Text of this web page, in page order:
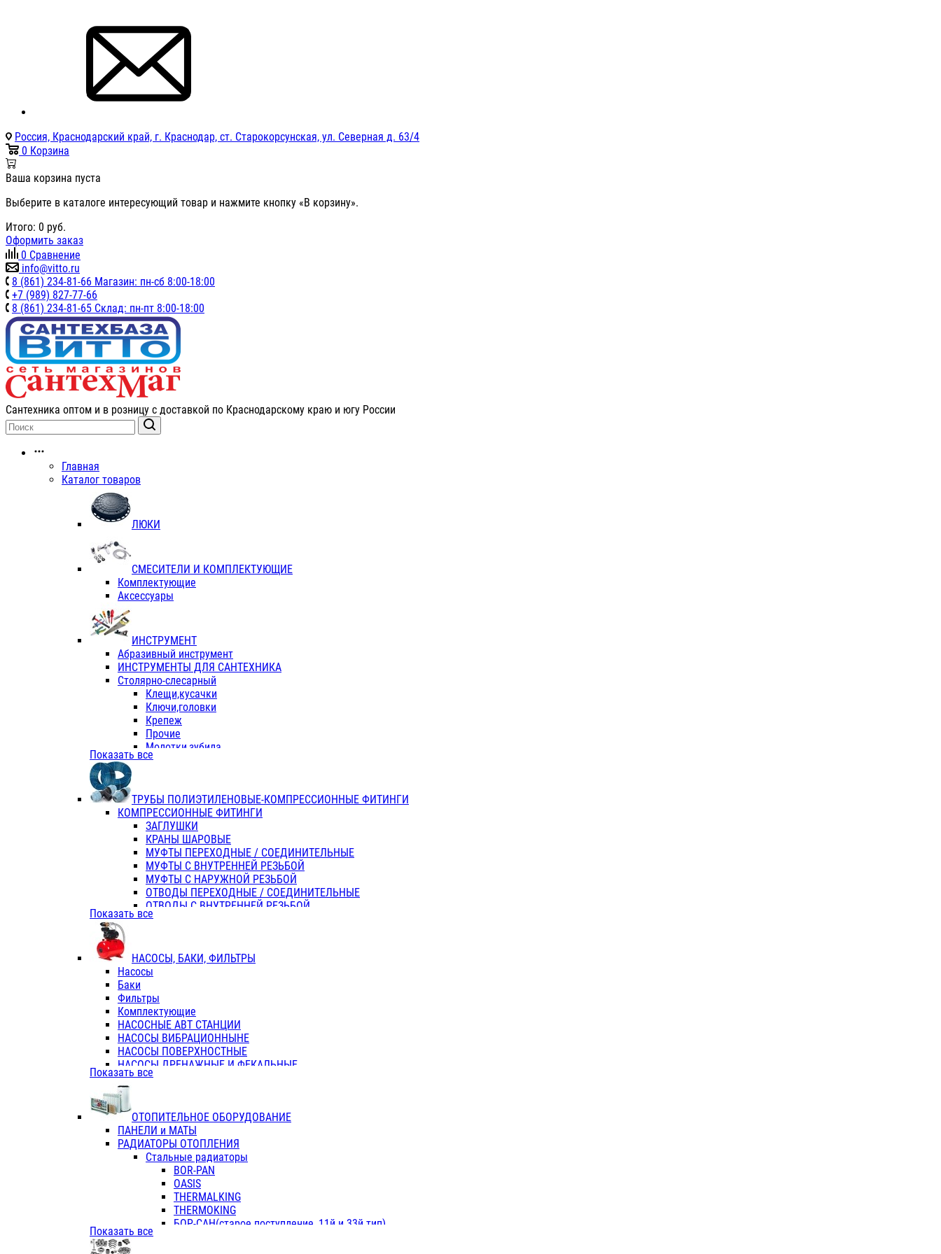
Россия, Краснодарский край, г. Краснодар, ст. Старокорсунская, ул. Северная д. 63/4
0 Корзина
Ваша корзина пуста
Выберите в каталоге интересующий товар и нажмите кнопку «В корзину».
Итого: 0 руб.
Оформить заказ
0 Сравнение
info@vitto.ru
8 (861) 234-81-66 Магазин: пн-сб 8:00-18:00
+7 (989) 827-77-66
8 (861) 234-81-65 Склад: пн-пт 8:00-18:00
Сантехника оптом и в розницу с доставкой по Краснодарскому краю и югу России
Главная
Каталог товаров
ЛЮКИ
СМЕСИТЕЛИ И КОМПЛЕКТУЮЩИЕ
Комплектующие
Аксессуары
ИНСТРУМЕНТ
Абразивный инструмент
ИНСТРУМЕНТЫ ДЛЯ САНТЕХНИКА
Столярно-слесарный
Клещи,кусачки
Ключи,головки
Крепеж
Прочие
Молотки,зубила
Пассатижи,тонкогубцы,утконосы
Отвертки
Хоз. инвентарь
ЭЛ. ИНСТРУМЕНТ OASIS
Показать все
ТРУБЫ ПОЛИЭТИЛЕНОВЫЕ-КОМПРЕССИОННЫЕ ФИТИНГИ
КОМПРЕССИОННЫЕ ФИТИНГИ
ЗАГЛУШКИ
КРАНЫ ШАРОВЫЕ
МУФТЫ ПЕРЕХОДНЫЕ / СОЕДИНИТЕЛЬНЫЕ
МУФТЫ С ВНУТРЕННЕЙ РЕЗЬБОЙ
МУФТЫ С НАРУЖНОЙ РЕЗЬБОЙ
ОТВОДЫ ПЕРЕХОДНЫЕ / СОЕДИНИТЕЛЬНЫЕ
ОТВОДЫ С ВНУТРЕННЕЙ РЕЗЬБОЙ
ОТВОДЫ С НАРУЖНОЙ РЕЗЬБОЙ
ТРОЙНИКИ ПЕРЕХОДНЫЕ / СОЕДИНИТЕЛЬНЫЕ
ТРОЙНИКИ С ВНУТРЕННЕЙ РЕЗЬБОЙ
КОЛЬЦА РЕЗИНОВЫЕ
ТРУБЫ НАПОРНЫЕ
ТРУБЫ ГОФРИРОВАННЫЕ ДВУХСЛ.
ТРУБЫ ПОЛИЭТИЛЕНОВЫЕ
Показать все
НАСОСЫ, БАКИ, ФИЛЬТРЫ
Насосы
Баки
Фильтры
Комплектующие
НАСОСНЫЕ АВТ СТАНЦИИ
НАСОСЫ ВИБРАЦИОННЫНЕ
НАСОСЫ ПОВЕРХНОСТНЫЕ
НАСОСЫ ДРЕНАЖНЫЕ И ФЕКАЛЬНЫЕ
НАСОСЫ ПОВЫСИТ и ЦИРКУЛЯЦИОННЫЕ
НАСОСЫ СКВАЖИННЫЕ
Показать все
ОТОПИТЕЛЬНОЕ ОБОРУДОВАНИЕ
ПАНЕЛИ и МАТЫ
РАДИАТОРЫ ОТОПЛЕНИЯ
Стальные радиаторы
BOR-PAN
OASIS
THERMALKING
THERMOKING
БОР-САН(старое поступление, 11й и 33й тип)
Показать все